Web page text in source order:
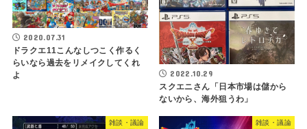
2020.07.31
ドラクエ11こんなしつこく作るく
らいなら過去をリメイクしてくれ
よ
2022.10.29
スクエニさん「日本市場は儲から
ないから、海外狙うわ」
雑談・議論 雑談・議論